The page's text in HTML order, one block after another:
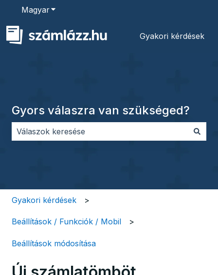
MagyarAlmenü megjelenítése fordításokhoz
Gyakori kérdések
Gyors válaszra van szükséged?
Gyakori kérdések
Beállítások / Funkciók / Mobil
Beállítások módosítása